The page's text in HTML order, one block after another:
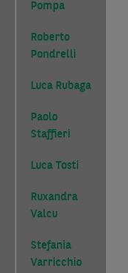
Pompa
Roberto
Pondrelli
Luca Rubaga
Paolo
Staffieri
Luca Tosti
Ruxandra
Valcu
Stefania
Varricchio